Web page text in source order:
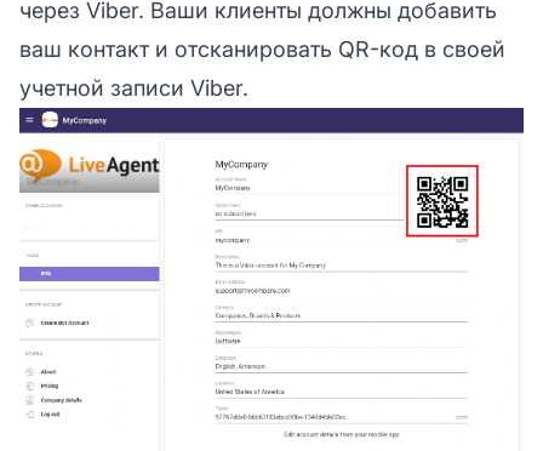
через Viber. Ваши клиенты должны добавить
ваш контакт и отсканировать QR-код в своей
учетной записи Viber.